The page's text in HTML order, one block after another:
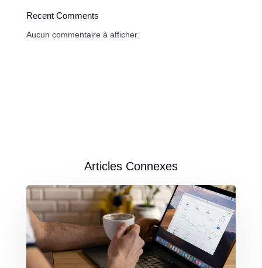
Recent Comments
Aucun commentaire à afficher.
Articles Connexes